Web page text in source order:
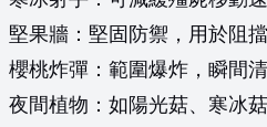
堅果牆：堅固防禦，用於阻擋
櫻桃炸彈：範圍爆炸，瞬間清
夜間植物：如陽光菇、寒冰